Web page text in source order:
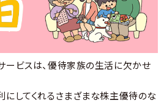
ービスは、優待家族の生活に欠かせ
にしてくれるさまざまな株主優待のな